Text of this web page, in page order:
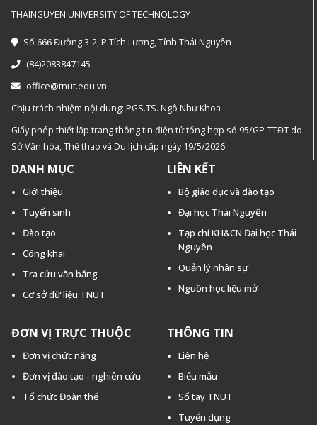
THAINGUYEN UNIVERSITY OF TECHNOLOGY
Số 666 Đường 3-2, P.Tích Lương, Tỉnh Thái Nguyên
(84)2083847145
office@tnut.edu.vn
Chịu trách nhiệm nội dung: PGS.TS. Ngô Như Khoa
Giấy phép thiết lập trang thông tin điện tử tổng hợp số 95/GP-TTĐT do
Sở Văn hóa, Thế thao và Du lịch cấp ngày 19/5/2026
DANH MỤC
Giới thiệu
Tuyển sinh
Đào tạo
Công khai
Tra cứu văn bằng
Cơ sở dữ liệu TNUT
LIÊN KẾT
Bộ giáo dục và đào tạo
Đại học Thái Nguyên
Tạp chí KH&CN Đại học Thái
Nguyên
Quản lý nhân sự
Nguồn học liệu mở
ĐƠN VỊ TRỰC THUỘC
Đơn vị chức năng
Đơn vị đào tạo - nghiên cứu
Tổ chức Đoàn thể
THÔNG TIN
Liên hệ
Biểu mẫu
Sổ tay TNUT
Tuyển dụng